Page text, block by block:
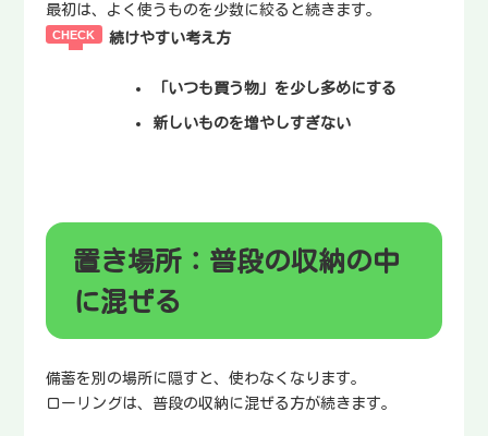
最初は、よく使うものを少数に絞ると続きます。
続けやすい考え方
「いつも買う物」を少し多めにする
新しいものを増やしすぎない
置き場所：普段の収納の中
に混ぜる
備蓄を別の場所に隠すと、使わなくなります。
ローリングは、普段の収納に混ぜる方が続きます。